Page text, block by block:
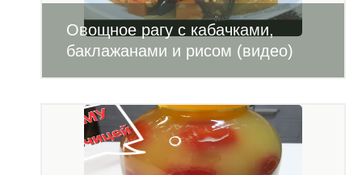
Овощное рагу с кабачками,
баклажанами и рисом (видео)